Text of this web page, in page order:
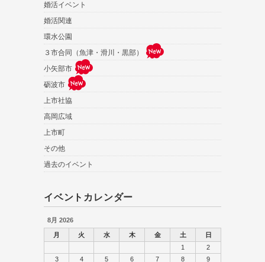
婚活イベント
婚活関連
環水公園
３市合同（魚津・滑川・黒部）
小矢部市
砺波市
上市社協
高岡広域
上市町
その他
過去のイベント
イベントカレンダー
8月 2026
月 火 水 木 金 土
日
1
2
3
4 5 6 7 8 9